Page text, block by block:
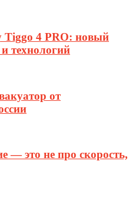
Tiggo 4 PRO: новый
технологий
от
— это не про скорость,